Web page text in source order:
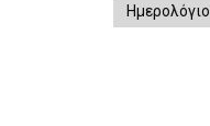
Ημερολόγιο